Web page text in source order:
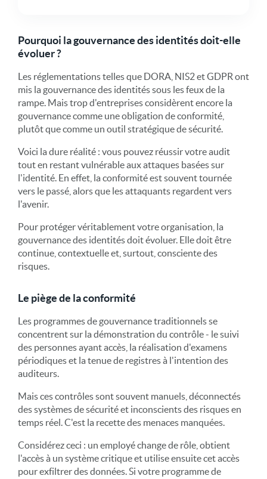
Pourquoi la gouvernance des identités doit-elle
évoluer ?
Les réglementations telles que DORA, NIS2 et GDPR ont
mis la gouvernance des identités sous les feux de la
rampe. Mais trop d'entreprises considèrent encore la
gouvernance comme une obligation de conformité,
plutôt que comme un outil stratégique de sécurité.
Voici la dure réalité : vous pouvez réussir votre audit
tout en restant vulnérable aux attaques basées sur
l'identité. En effet, la conformité est souvent tournée
vers le passé, alors que les attaquants regardent vers
l'avenir.
Pour protéger véritablement votre organisation, la
gouvernance des identités doit évoluer. Elle doit être
continue, contextuelle et, surtout, consciente des
risques.
Le piège de la conformité
Les programmes de gouvernance traditionnels se
concentrent sur la démonstration du contrôle - le suivi
des personnes ayant accès, la réalisation d'examens
périodiques et la tenue de registres à l'intention des
auditeurs.
Mais ces contrôles sont souvent manuels, déconnectés
des systèmes de sécurité et inconscients des risques en
temps réel. C'est la recette des menaces manquées.
Considérez ceci : un employé change de rôle, obtient
l'accès à un système critique et utilise ensuite cet accès
pour exfiltrer des données. Si votre programme de